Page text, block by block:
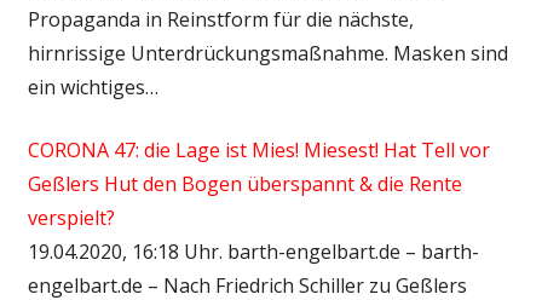
Propaganda in Reinstform für die nächste,
hirnrissige Unterdrückungsmaßnahme. Masken sind
ein wichtiges…
CORONA 47: die Lage ist Mies! Miesest! Hat Tell vor
Geßlers Hut den Bogen überspannt & die Rente
verspielt?
19.04.2020, 16:18 Uhr. barth-engelbart.de – barth-
engelbart.de – Nach Friedrich Schiller zu Geßlers